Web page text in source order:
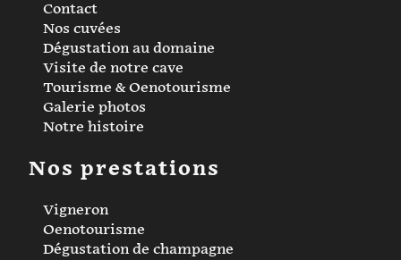
Contact
Nos cuvées
Dégustation au domaine
Visite de notre cave
Tourisme & Oenotourisme
Galerie photos
Notre histoire
Nos prestations
Vigneron
Oenotourisme
Dégustation de champagne